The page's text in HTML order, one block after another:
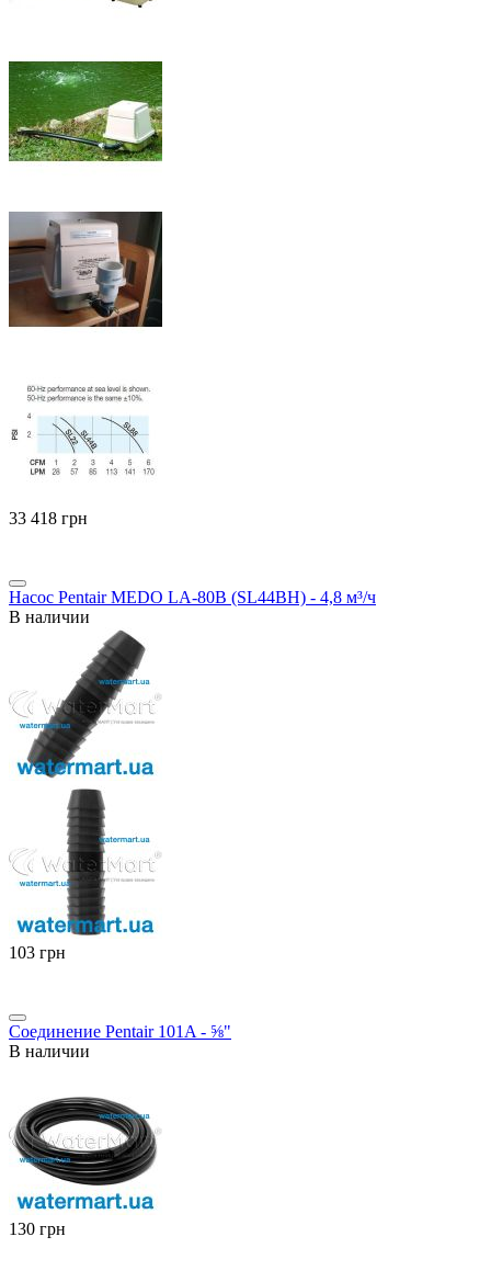
‍33 418‍ грн
Насос Pentair MEDO LA-80B (SL44BH) - 4,8 м³/ч
В наличии
‍103‍ грн
Соединение Pentair 101A - ⅝"
В наличии
‍130‍ грн